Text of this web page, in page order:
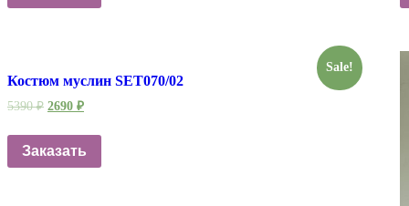
Sale!
Костюм муслин SET070/02
5390₽ 2690 ₽
Заказать